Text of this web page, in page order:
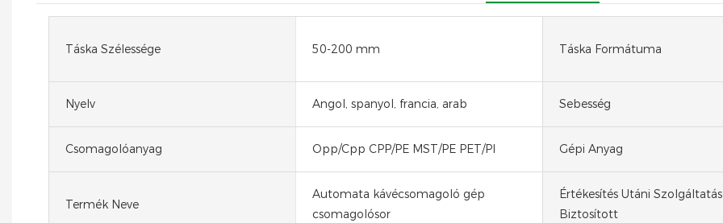
Táska Szélessége 50-200 mm Táska Formátuma
Nyelv Angol, spanyol, francia, arab Sebesség
Csomagolóanyag Opp/Cpp CPP/PE MST/PE PET/PI Gépi Anyag
Termék Neve
Automata kávécsomagoló gép
csomagolósor
Értékesítés Utáni Szolgáltatás
Biztosított